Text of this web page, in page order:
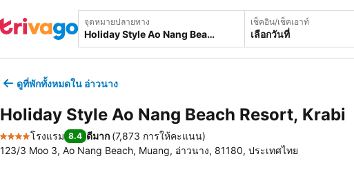
จุดหมายปลายทาง เช็คอิน/เช็คเอาท์
เลือกวันที่
ดูที่พักทั้งหมดใน อ่าวนาง
Holiday Style Ao Nang Beach Resort, Krabi
4 ดาว
โรงแรม 8.4 ดีมาก (7,873 การให้คะแนน)
123/3 Moo 3, Ao Nang Beach, Muang, อ่าวนาง, 81180, ประเทศไทย